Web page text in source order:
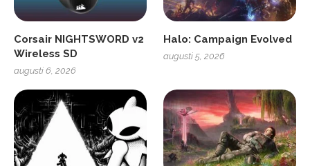
Corsair NIGHTSWORD v2
Wireless SD
augusti 6, 2026
Halo: Campaign Evolved
augusti 5, 2026